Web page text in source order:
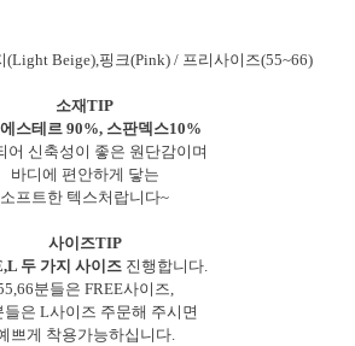
Beige),핑크(Pink) / 프리사이즈(55~66)
소재TIP
스테르 90%, 스판덱스10%
어 신축성이 좋은 원단감이며
바디에 편안하게 닿는
소프트한 텍스처랍니다~
사이즈TIP
두 가지 사이즈 진행합니다.
분들은 FREE사이즈,
들은 L사이즈 주문해 주시면
쁘게 착용가능하십니다.